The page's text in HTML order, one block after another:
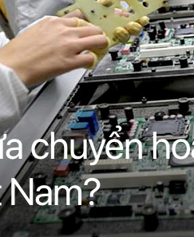
chuyển
Nam?